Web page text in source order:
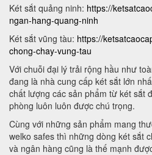
Két sắt quảng ninh: https://
ngan-hang-quang-ninh
Két sắt vũng tàu: https://
chong-chay-vung-tau
Với chuỗi đại lý trải rộng hầu như
đang là nhà cung cấp két sắt lớn
chất lượng các sản phẩm từ két sắt
phòng luôn luôn được chú trọng.
Cùng với những sản phẩm mang
welko safes thì những dòng két sắt
và ngân hàng cũng là thế mạnh